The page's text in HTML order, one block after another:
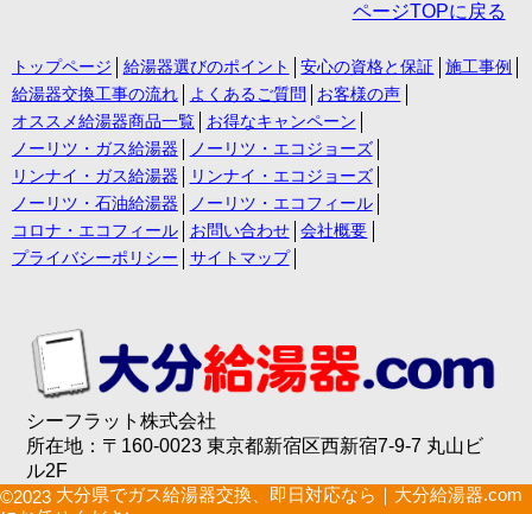
ページTOPに戻る
トップページ 給湯器選びのポイント 安心の資格と保証
施工事例
給湯器交換工事の流れ
よくあるご質問
お客様の声
オススメ給湯器商品一覧
お得なキャンペーン
ノーリツ・ガス給湯器
ノーリツ・エコジョーズ
リンナイ・ガス給湯器
リンナイ・エコジョーズ
ノーリツ・石油給湯器
ノーリツ・エコフィール
コロナ・エコフィール
お問い合わせ
会社概要
プライバシーポリシー
サイトマップ
シーフラット株式会社
所在地：〒160-0023 東京都新宿区西新宿7-9-7 丸山ビ
ル2F
©2023 大分県でガス給湯器交換、即日対応なら｜大分給湯器.com